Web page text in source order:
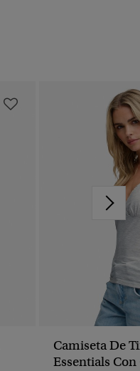
Camiseta De
Essentials